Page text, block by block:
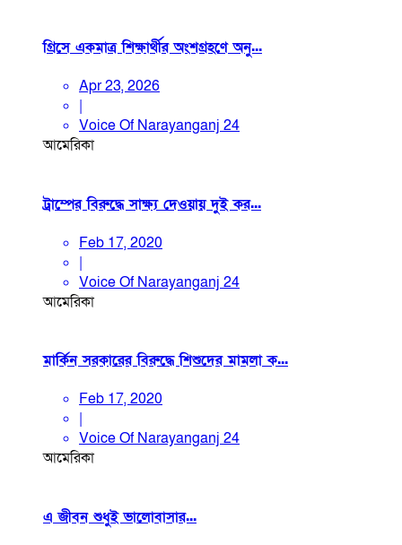
গ্রিসে একমাত্র শিক্ষার্থীর অংশগ্রহণে অনু...
Apr 23, 2026
|
Voice Of Narayanganj 24
আমেরিকা
ট্রাম্পের বিরুদ্ধে সাক্ষ্য দেওয়ায় দুই কর...
Feb 17, 2020
|
Voice Of Narayanganj 24
আমেরিকা
মার্কিন সরকারের বিরুদ্ধে শিশুদের মামলা ক...
Feb 17, 2020
|
Voice Of Narayanganj 24
আমেরিকা
এ জীবন শুধুই ভালোবাসার...